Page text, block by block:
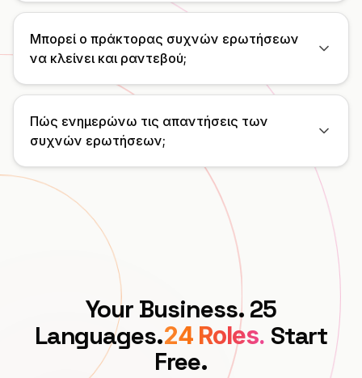
Σχολή οδηγών
ΕΠΑΓΓΕΛΜΑΤΙΚΆ
Γραφείο τελετών
Ακίνητα
Ασφάλεια
Προσλήψεις
23 Κλάδοι →
Μπορεί ο πράκτορας συχνών ερωτήσεων
να κλείνει και ραντεβού;
Πώς ενημερώνω τις απαντήσεις των
συχνών ερωτήσεων;
Your Business. 25
Languages.24 Roles. Start
Free.